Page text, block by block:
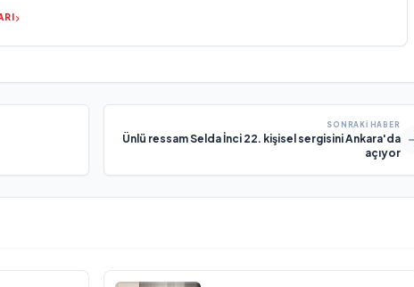
SONRAKI HABER
Ünlü ressam Selda İnci 22. kişisel sergisini Ankara'da
açıyor